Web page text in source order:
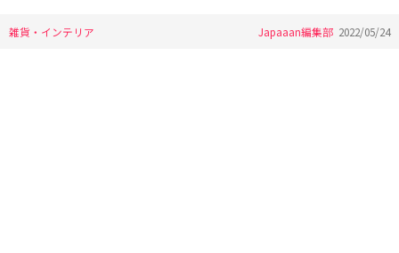
雑貨・インテリア Japaaan編集部 2022/05/24